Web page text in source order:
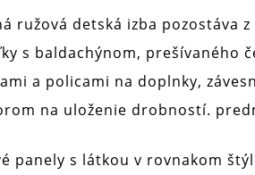
ružová detská izba pozostáva
s baldachýnom, prešívaného
a policami na doplnky,
na uloženie drobností.
panely s látkou v rovnakom